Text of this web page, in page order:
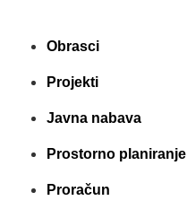
Obrasci
Projekti
Javna nabava
Prostorno planiranje
Proračun